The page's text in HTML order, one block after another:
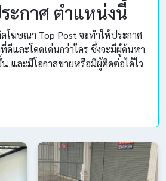
ะกาศ ตำแหน่งนี้
โฆษณา Top Post จะทำให้ประกาศ
และโดดเด่นกว่าใคร ซึ่งจะมีผู้ค้นหา
และมีโอกาสขายหรือมีผู้ติดต่อได้ไว